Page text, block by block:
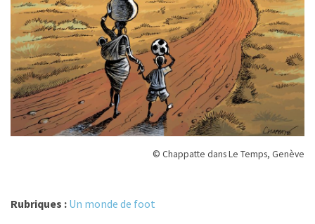
© Chappatte dans Le Temps, Genève
Rubriques : Un monde de foot